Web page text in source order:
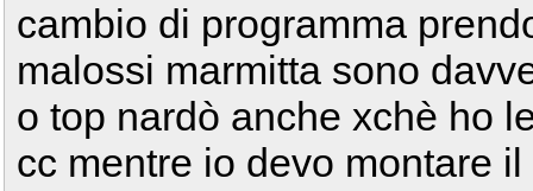
cambio di programma
malossi marmitta sono
o top nardò anche xchè ho
cc mentre io devo montare